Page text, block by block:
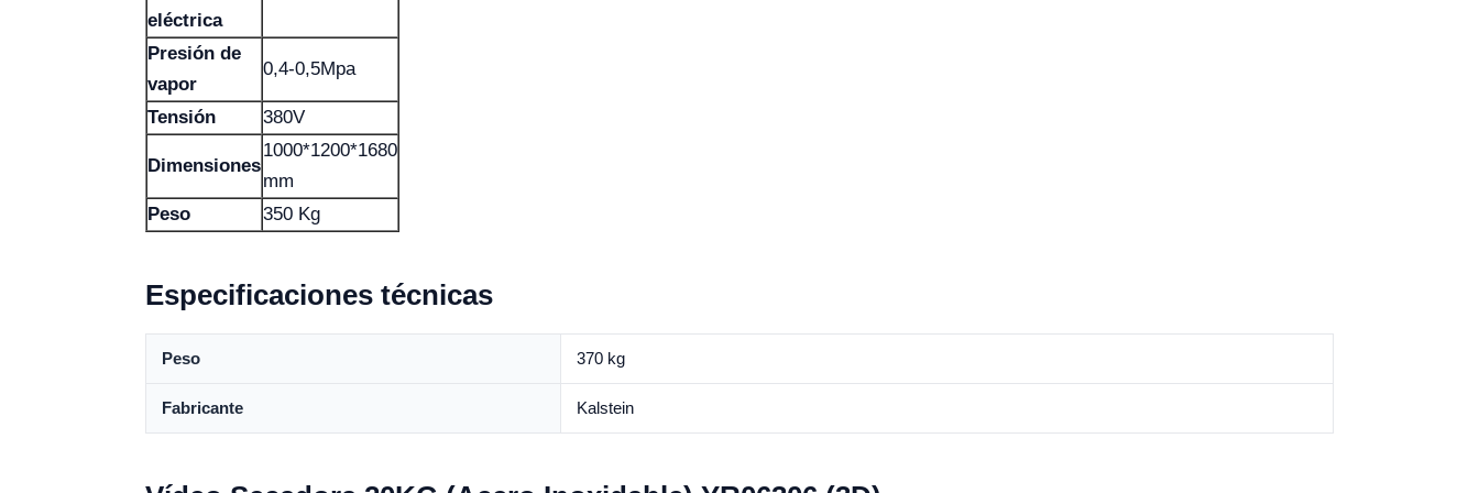
eléctrica
Presión de
vapor
0,4-0,5Mpa
Tensión 380V
Dimensiones
1000*1200*1680
mm
Peso
350 Kg
Especificaciones técnicas
Peso 370 kg
Fabricante Kalstein